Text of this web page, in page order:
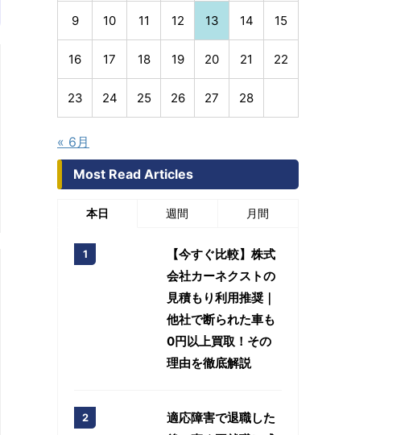
9 10 11 12 13 14 15
16 17 18 19 20 21 22
23 24 25 26 27 28
« 6月
Most Read Articles
本日 週間 月間
【今すぐ比較】株式
会社カーネクストの
見積もり利用推奨｜
他社で断られた車も
0円以上買取！その
理由を徹底解説
適応障害で退職した